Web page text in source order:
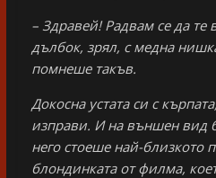
– Здравей! Радвам се да те
дълбок, зрял, с медна
помнеше такъв.
Докосна устата си с
изправи. И на външен вид
него стоеше най-близкото
блондинката от филма,